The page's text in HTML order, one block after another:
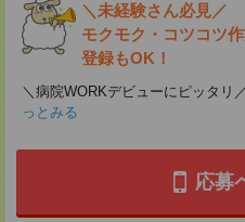
＼未経験さん必見／
モクモク・コツコツ
登録もOK！
＼病院WORKデビューにピッタリ
っとみる
応募